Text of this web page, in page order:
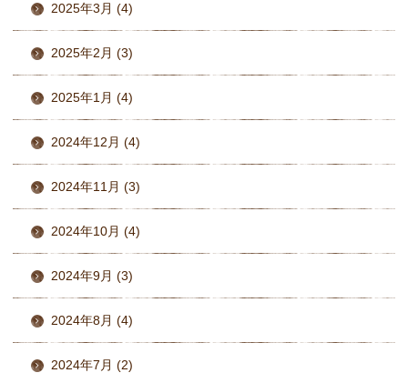
2025年3月 (4)
2025年2月 (3)
2025年1月 (4)
2024年12月 (4)
2024年11月 (3)
2024年10月 (4)
2024年9月 (3)
2024年8月 (4)
2024年7月 (2)